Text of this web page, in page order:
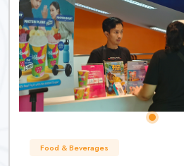
Food & Beverages